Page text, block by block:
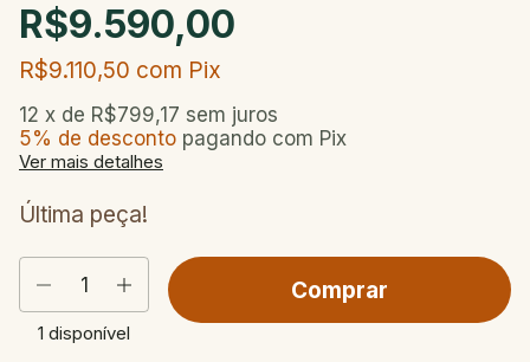
R$9.590,00
R$9.110,50 com Pix
12 x de R$799,17 sem juros
5% de desconto pagando com Pix
Ver mais detalhes
Última peça!
1 disponível